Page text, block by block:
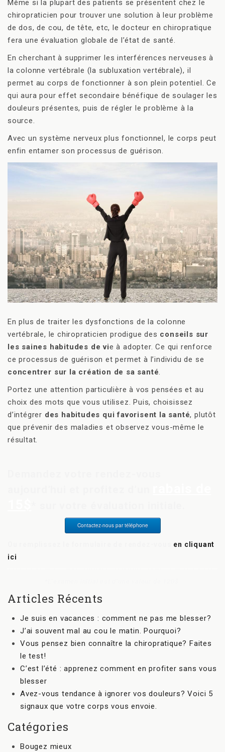
Même si la plupart des patients se présentent chez le
chiropraticien pour trouver une solution à leur problème
de dos, de cou, de tête, etc, le docteur en chiropratique
fera une évaluation globale de l’état de santé.
En cherchant à supprimer les interférences nerveuses à
la colonne vertébrale (la subluxation vertébrale), il
permet au corps de fonctionner à son plein potentiel. Ce
qui aura pour effet secondaire bénéfique de soulager les
douleurs présentes, puis de régler le problème à la
source.
Avec un système nerveux plus fonctionnel, le corps peut
enfin entamer son processus de guérison.
En plus de traiter les dysfonctions de la colonne
vertébrale, le chiropraticien prodigue des conseils sur
les saines habitudes de vie à adopter. Ce qui renforce
ce processus de guérison et permet à l’individu de se
concentrer sur la création de sa santé.
Portez une attention particulière à vos pensées et au
choix des mots que vous utilisez. Puis, choisissez
d’intégrer des habitudes qui favorisent la santé, plutôt
que prévenir des maladies et observez vous-même le
résultat.
Contactez-nous par téléphone
en cliquant
ici
Articles Récents
Je suis en vacances : comment ne pas me blesser?
J’ai souvent mal au cou le matin. Pourquoi?
Vous pensez bien connaître la chiropratique? Faites
le test!
C’est l’été : apprenez comment en profiter sans vous
blesser
Avez-vous tendance à ignorer vos douleurs? Voici 5
signaux que votre corps vous envoie.
Catégories
Bougez mieux